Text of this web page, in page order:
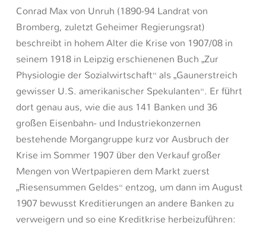
Conrad Max von Unruh (1890-94 Landrat von
Bromberg, zuletzt Geheimer Regierungsrat)
beschreibt in hohem Alter die Krise von 1907/08 in
seinem 1918 in Leipzig erschienenen Buch „Zur
Physiologie der Sozialwirtschaft“ als „Gaunerstreich
gewisser U.S. amerikanischer Spekulanten“. Er führt
dort genau aus, wie die aus 141 Banken und 36
großen Eisenbahn- und Industriekonzernen
bestehende Morgangruppe kurz vor Ausbruch der
Krise im Sommer 1907 über den Verkauf großer
Mengen von Wertpapieren dem Markt zuerst
„Riesensummen Geldes“ entzog, um dann im August
1907 bewusst Kreditierungen an andere Banken zu
verweigern und so eine Kreditkrise herbeizuführen: